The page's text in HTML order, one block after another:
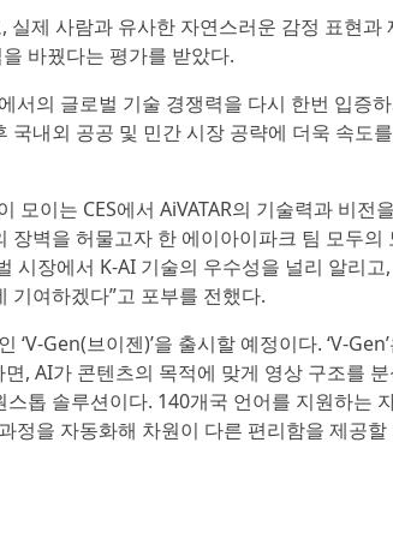
실제 사람과 유사한 자연스러운 감정 표현과
바꿨다는 평가를 받았다.
서의 글로벌 기술 경쟁력을 다시 한번 입증
내외 공공 및 민간 시장 공략에 더욱 속도
이는 CES에서 AiVATAR의 기술력과 비전
장벽을 허물고자 한 에이아이파크 팀 모두의
시장에서 K-AI 기술의 우수성을 널리 알리고
기여하겠다”고 포부를 전했다.
Gen(브이젠)’을 출시할 예정이다. ‘V-
, AI가 콘텐츠의 목적에 맞게 영상 구조를 분
톱 솔루션이다. 140개국 언어를 지원하는
정을 자동화해 차원이 다른 편리함을 제공할